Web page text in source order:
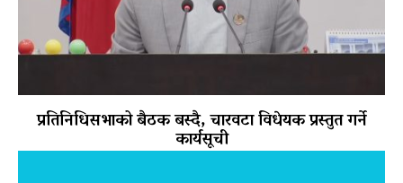
प्रतिनिधिसभाको बैठक बस्दै, चारवटा विधेयक प्रस्तुत गर्ने
कार्यसूची